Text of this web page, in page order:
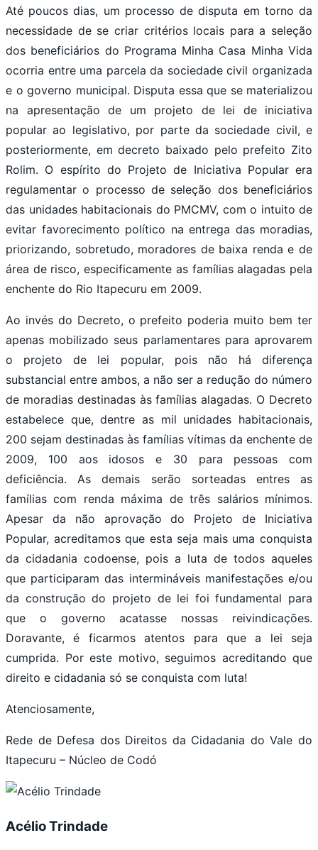
Até poucos dias, um processo de disputa em torno da
necessidade de se criar critérios locais para a seleção
dos beneficiários do Programa Minha Casa Minha Vida
ocorria entre uma parcela da sociedade civil organizada
e o governo municipal. Disputa essa que se materializou
na apresentação de um projeto de lei de iniciativa
popular ao legislativo, por parte da sociedade civil, e
posteriormente, em decreto baixado pelo prefeito Zito
Rolim. O espírito do Projeto de Iniciativa Popular era
regulamentar o processo de seleção dos beneficiários
das unidades habitacionais do PMCMV, com o intuito de
evitar favorecimento político na entrega das moradias,
priorizando, sobretudo, moradores de baixa renda e de
área de risco, especificamente as famílias alagadas pela
enchente do Rio Itapecuru em 2009.
Ao invés do Decreto, o prefeito poderia muito bem ter
apenas mobilizado seus parlamentares para aprovarem
o projeto de lei popular, pois não há diferença
substancial entre ambos, a não ser a redução do número
de moradias destinadas às famílias alagadas. O Decreto
estabelece que, dentre as mil unidades habitacionais,
200 sejam destinadas às famílias vítimas da enchente de
2009, 100 aos idosos e 30 para pessoas com
deficiência. As demais serão sorteadas entres as
famílias com renda máxima de três salários mínimos.
Apesar da não aprovação do Projeto de Iniciativa
Popular, acreditamos que esta seja mais uma conquista
da cidadania codoense, pois a luta de todos aqueles
que participaram das intermináveis manifestações e/ou
da construção do projeto de lei foi fundamental para
que o governo acatasse nossas reivindicações.
Doravante, é ficarmos atentos para que a lei seja
cumprida. Por este motivo, seguimos acreditando que
direito e cidadania só se conquista com luta!
Atenciosamente,
Rede de Defesa dos Direitos da Cidadania do Vale do
Itapecuru – Núcleo de Codó
Acélio Trindade